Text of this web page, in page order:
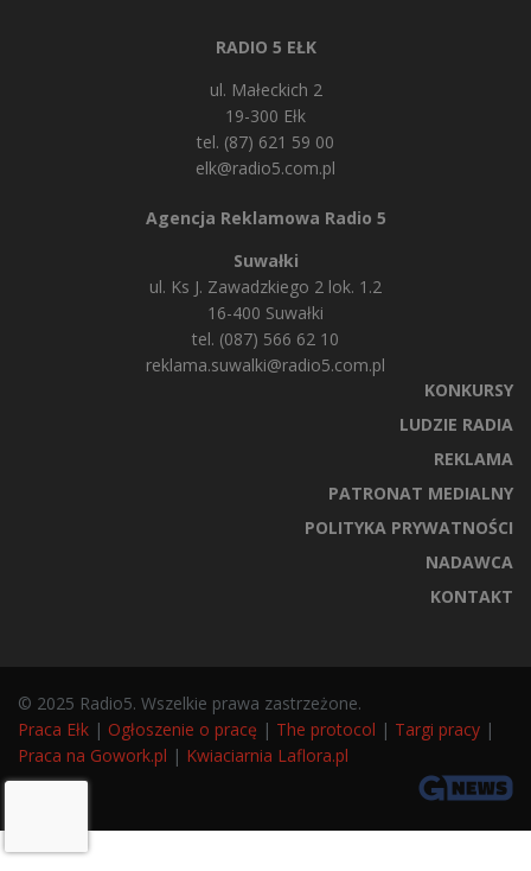
RADIO 5 EŁK
ul. Małeckich 2
19-300 Ełk
tel. (87) 621 59 00
elk@radio5.com.pl
Agencja Reklamowa Radio 5
Suwałki
ul. Ks J. Zawadzkiego 2 lok. 1.2
16-400 Suwałki
tel. (087) 566 62 10
reklama.suwalki@radio5.com.pl
KONKURSY
LUDZIE RADIA
REKLAMA
PATRONAT MEDIALNY
POLITYKA PRYWATNOŚCI
NADAWCA
KONTAKT
© 2025 Radio5. Wszelkie prawa zastrzeżone.
Praca Ełk | Ogłoszenie o pracę | The protocol | Targi pracy |
Praca na Gowork.pl | Kwiaciarnia Laflora.pl